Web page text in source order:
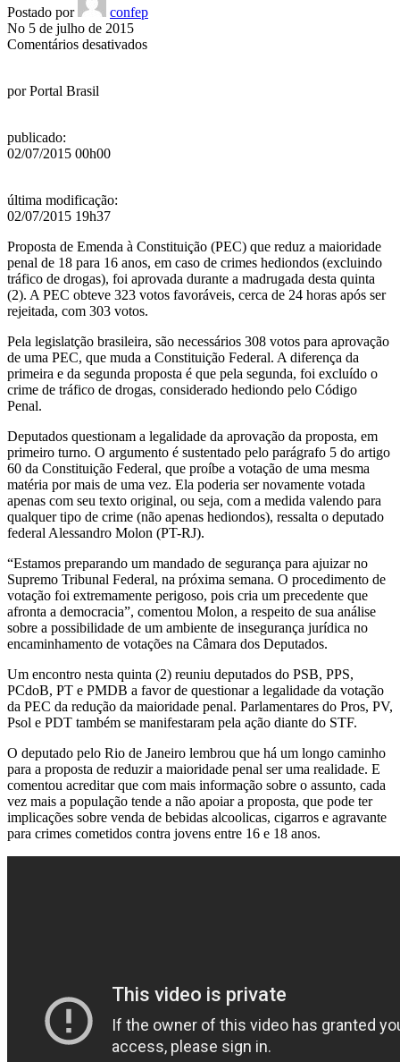
Postado por
confep
No 5 de julho de 2015
Comentários desativadosem
porPortal Brasil
publicado:
02/07/2015 00h00
última modificação:
02/07/2015 19h37
Proposta de Emenda à Constituição (PEC) que reduz a maioridade
penal de 18 para 16 anos, em caso de crimes hediondos (excluindo
tráfico de drogas), foi aprovada durante a madrugada desta quinta
(2). A PEC obteve 323 votos favoráveis, cerca de 24 horas após ser
rejeitada, com 303 votos.
Pela legislatção brasileira, são necessários 308 votos para aprovação
de uma PEC, que muda a Constituição Federal. A diferença da
primeira e da segunda proposta é que pela segunda, foi excluído o
crime de tráfico de drogas, considerado hediondo pelo Código
Penal.
Deputados questionam a legalidade da aprovação da proposta, em
primeiro turno. O argumento é sustentado pelo parágrafo 5 do artigo
60 da Constituição Federal, que proíbe a votação de uma mesma
matéria por mais de uma vez. Ela poderia ser novamente votada
apenas com seu texto original, ou seja, com a medida valendo para
qualquer tipo de crime (não apenas hediondos), ressalta o deputado
federal Alessandro Molon (PT-RJ).
“Estamos preparando um mandado de segurança para ajuizar no
Supremo Tribunal Federal, na próxima semana. O procedimento de
votação foi extremamente perigoso, pois cria um precedente que
afronta a democracia”, comentou Molon, a respeito de sua análise
sobre a possibilidade de um ambiente de insegurança jurídica no
encaminhamento de votações na Câmara dos Deputados.
Um encontro nesta quinta (2) reuniu deputados do PSB, PPS,
PCdoB, PT e PMDB a favor de questionar a legalidade da votação
da PEC da redução da maioridade penal. Parlamentares do Pros, PV,
Psol e PDT também se manifestaram pela ação diante do STF.
O deputado pelo Rio de Janeiro lembrou que há um longo caminho
para a proposta de reduzir a maioridade penal ser uma realidade. E
comentou acreditar que com mais informação sobre o assunto, cada
vez mais a população tende a não apoiar a proposta, que pode ter
implicações sobre venda de bebidas alcoolicas, cigarros e agravante
para crimes cometidos contra jovens entre 16 e 18 anos.